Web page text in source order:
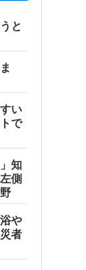
と
い
で
知
側
や
者